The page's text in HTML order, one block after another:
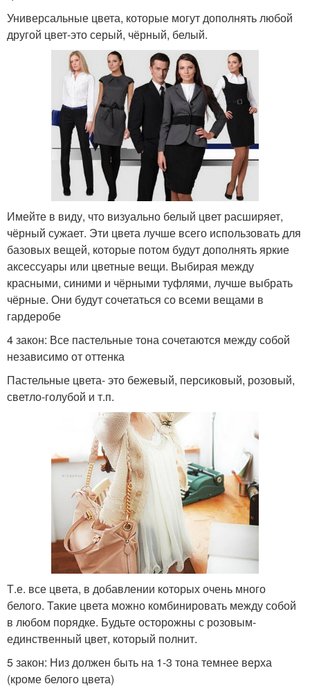
Универсальные цвета, которые могут дополнять любой
другой цвет-это серый, чёрный, белый.
Имейте в виду, что визуально белый цвет расширяет,
чёрный сужает. Эти цвета лучше всего использовать для
базовых вещей, которые потом будут дополнять яркие
аксессуары или цветные вещи. Выбирая между
красными, синими и чёрными туфлями, лучше выбрать
чёрные. Они будут сочетаться со всеми вещами в
гардеробе
4 закон: Все пастельные тона сочетаются между собой
независимо от оттенка
Пастельные цвета- это бежевый, персиковый, розовый,
светло-голубой и т.п.
Т.е. все цвета, в добавлении которых очень много
белого. Такие цвета можно комбинировать между собой
в любом порядке. Будьте осторожны с розовым-
единственный цвет, который полнит.
5 закон: Низ должен быть на 1-3 тона темнее верха
(кроме белого цвета)